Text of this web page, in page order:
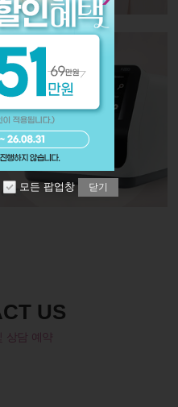
모든 팝업창 닫기
US
상담 예약